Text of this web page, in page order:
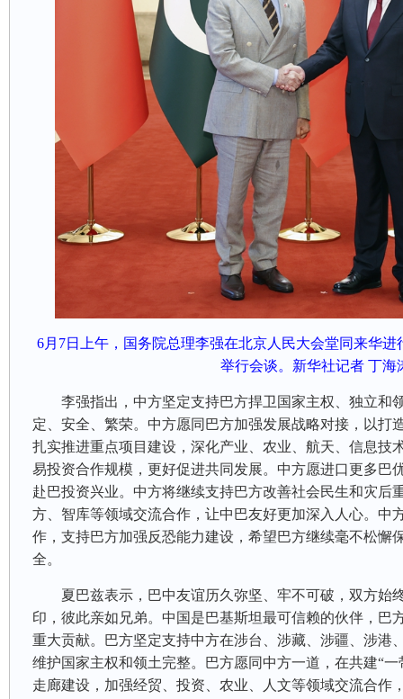
6月7日上午，国务院总理李强在北京人民大会堂同来华
举行会谈。新华社记者丁海
李强指出，中方坚定支持巴方捍卫国家主权、独立和
定、安全、繁荣。中方愿同巴方加强发展战略对接，以打
扎实推进重点项目建设，深化产业、农业、航天、信息技
易投资合作规模，更好促进共同发展。中方愿进口更多巴
赴巴投资兴业。中方将继续支持巴方改善社会民生和灾后
方、智库等领域交流合作，让中巴友好更加深入人心。中
作，支持巴方加强反恐能力建设，希望巴方继续毫不松懈
全。
夏巴兹表示，巴中友谊历久弥坚、牢不可破，双方始
印，彼此亲如兄弟。中国是巴基斯坦最可信赖的伙伴，巴
重大贡献。巴方坚定支持中方在涉台、涉藏、涉疆、涉港
维护国家主权和领土完整。巴方愿同中方一道，在共建“
走廊建设，加强经贸、投资、农业、人文等领域交流合作